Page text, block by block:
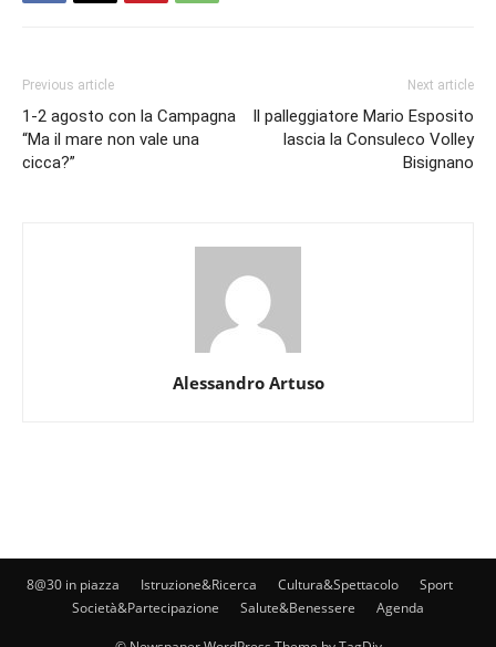
Previous article
1-2 agosto con la Campagna
“Ma il mare non vale una
cicca?”
Next article
Il palleggiatore Mario Esposito
lascia la Consuleco Volley
Bisignano
Alessandro Artuso
8@30 in piazza Istruzione&Ricerca Cultura&Spettacolo
Sport
Società&Partecipazione
Salute&Benessere Agenda